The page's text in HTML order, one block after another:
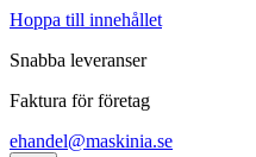
Hoppa till innehållet
Snabba leveranser
Faktura för företag
ehandel@maskinia.se